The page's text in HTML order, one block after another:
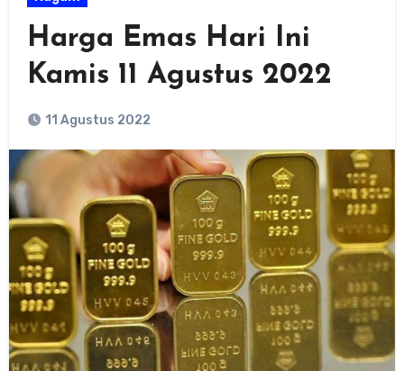
Harga Emas Hari Ini
Kamis 11 Agustus 2022
11 Agustus 2022